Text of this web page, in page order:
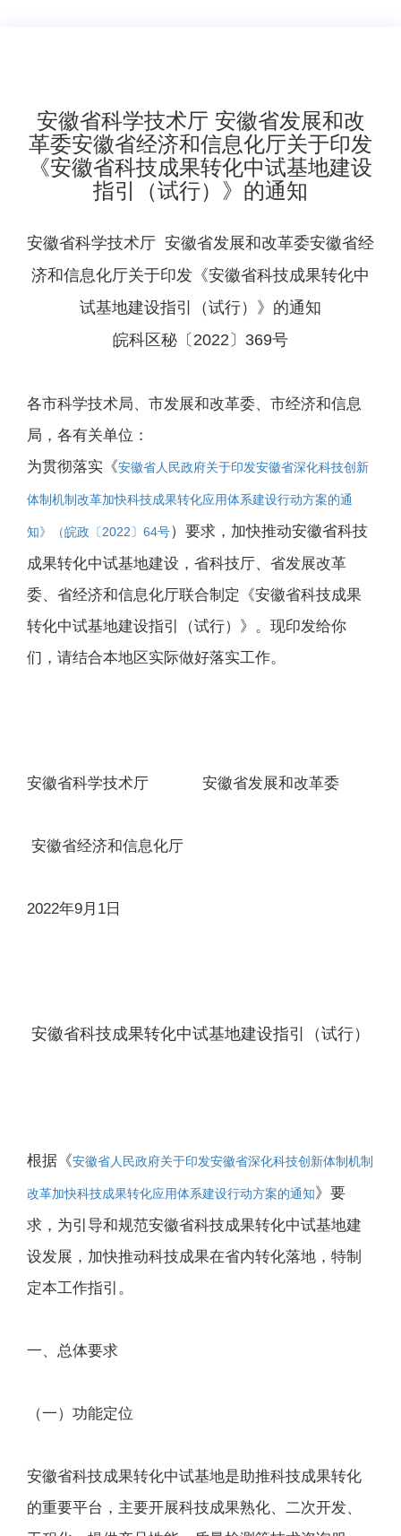
安徽省科学技术厅 安徽省发展和改
革委安徽省经济和信息化厅关于印发
《安徽省科技成果转化中试基地建设
指引（试行）》的通知
安徽省科学技术厅 安徽省发展和改革委安徽省经
济和信息化厅关于印发《安徽省科技成果转化中
试基地建设指引（试行）》的通知
皖科区秘〔2022〕369号
各市科学技术局、市发展和改革委、市经济和信息
局，各有关单位：
为贯彻落实《安徽省人民政府关于印发安徽省深化科技创新
体制机制改革加快科技成果转化应用体系建设行动方案的通
知》（皖政〔2022〕64号）要求，加快推动安徽省科技
成果转化中试基地建设，省科技厅、省发展改革
委、省经济和信息化厅联合制定《安徽省科技成果
转化中试基地建设指引（试行）》。现印发给你
们，请结合本地区实际做好落实工作。
安徽省科学技术厅 安徽省发展和改革委
安徽省经济和信息化厅
2022年9月1日
安徽省科技成果转化中试基地建设指引（试行）
根据《安徽省人民政府关于印发安徽省深化科技创新体制机制
改革加快科技成果转化应用体系建设行动方案的通知》要
求，为引导和规范安徽省科技成果转化中试基地建
设发展，加快推动科技成果在省内转化落地，特制
定本工作指引。
一、总体要求
（一）功能定位
安徽省科技成果转化中试基地是助推科技成果转化
的重要平台，主要开展科技成果熟化、二次开发、